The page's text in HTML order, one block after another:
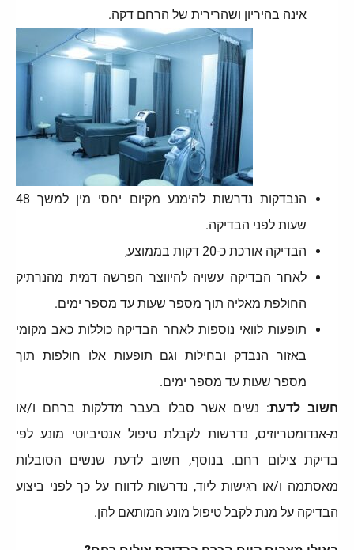
אינה בהיריון ושהרירית של הרחם דקה.
הנבדקות נדרשות להימנע מקיום יחסי מין למשך 48
שעות לפני הבדיקה.
הבדיקה אורכת כ-20 דקות בממוצע,
לאחר הבדיקה עשויה להיווצר הפרשה דמית מהנרתיק
החולפת מאליה תוך מספר שעות עד מספר ימים.
תופעות לוואי נוספות לאחר הבדיקה כוללות כאב מקומי
באזור הנבדק ובחילות וגם תופעות אלו חולפות תוך
מספר שעות עד מספר ימים.
חשוב לדעת: נשים אשר סבלו בעבר מדלקות ברחם ו/או
מ-אנדומטריוזיס, נדרשות לקבלת טיפול אנטיביוטי מונע לפי
בדיקת צילום רחם. בנוסף, חשוב לדעת שנשים הסובלות
מאסתמה ו/או רגישות ליוד, נדרשות לדווח על כך לפני ביצוע
הבדיקה על מנת לקבל טיפול מונע המותאם להן.